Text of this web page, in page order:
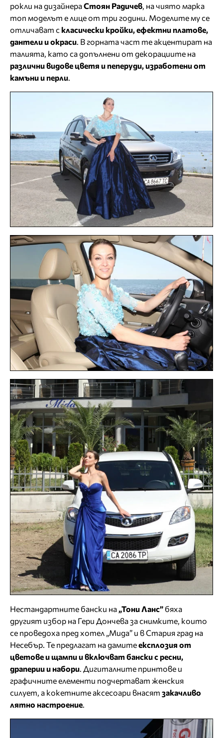
рокли на дизайнераСтоян Радичев , на чиято марка
топ моделът е лице от три години. Моделите му се
отличават с класически кройки, ефектни платове,
дантели и окраси . В горната част те акцентират на
талията, като са допълнени от декорациите на
различни видове цветя и пеперуди, изработени от
камъни и перли
Нестандартните бански на „Тони Ланс” бяха
другият избор на Гери Дончева за снимките, които
се проведоха пред хотел „Мида” и в Стария град на
Несебър. Те предлагат на дамитеексплозия от
цветове и щампи и включват бански с ресни,
драперии и набори. Дигиталните принтове и
графичните елементи подчертават женския
силует, а кокетните аксесоари внасят закачливо
лятно настроение.